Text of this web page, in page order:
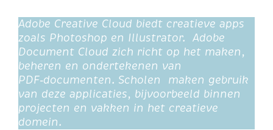
Adobe Creative Cloud biedt creatieve apps
zoals Photoshop en Illustrator. Adobe
Document Cloud zich richt op het maken,
beheren en ondertekenen van
PDF‑documenten. Scholen maken gebruik
van deze applicaties, bijvoorbeeld binnen
projecten en vakken in het creatieve
domein.